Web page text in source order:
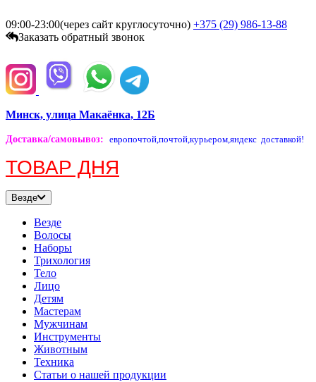
09:00-23:00(через сайт круглосуточно) +375 (29) 986-13-88
Заказать обратный звонок
Минск, улица Макаёнка, 12Б
Доставка/самовывоз: европочтой,почтой,курьером,яндекс доставкой!
ТОВАР ДНЯ
Везде
Везде
Волосы
Наборы
Трихология
Тело
Лицо
Детям
Мастерам
Мужчинам
Инструменты
Животным
Техника
Статьи о нашей продукции